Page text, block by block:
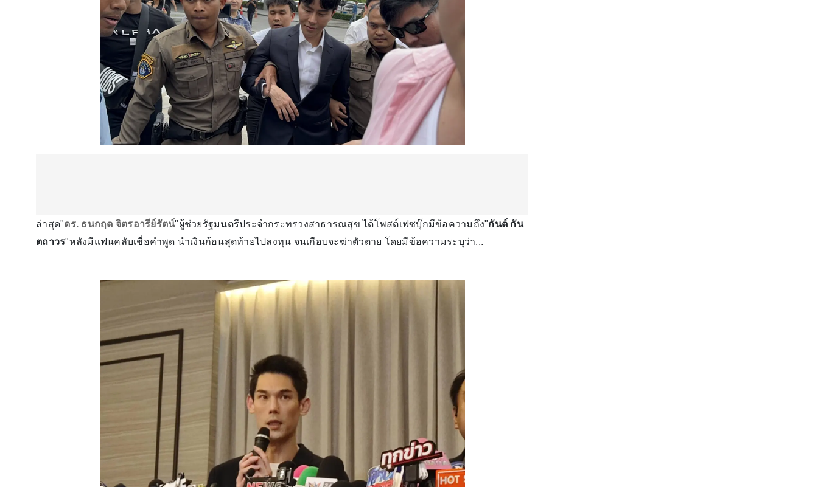
ล่าสุด"ดร. ธนกฤต จิตรอารีย์รัตน์"ผู้ช่วยรัฐมนตรีประจำกระทรวงสาธารณสุข ได้โพสต์เฟซบุ๊กมีข้อความถึง"กันต์ กัน
ตถาวร"หลังมีแฟนคลับเชื่อคำพูด นำเงินก้อนสุดท้ายไปลงทุน จนเกือบจะฆ่าตัวตาย โดยมีข้อความระบุว่า...